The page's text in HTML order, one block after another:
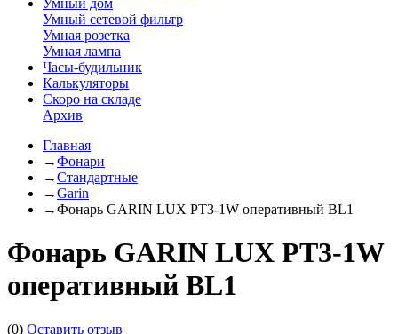
Умный дом
Умный сетевой фильтр
Умная розетка
Умная лампа
Часы-будильник
Калькуляторы
Скоро на складе
Архив
Главная
→Фонари
→Стандартные
→Garin
→Фонарь GARIN LUX PT3-1W оперативный BL1
Фонарь GARIN LUX PT3-1W
оперативный BL1
(0) Оставить отзыв